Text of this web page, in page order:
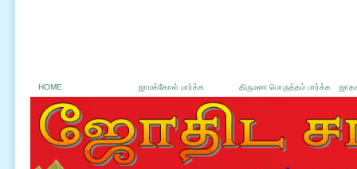
HOME ஜாமக்கோள் பார்க்க திருமண பொருத்தம் பார்க்க